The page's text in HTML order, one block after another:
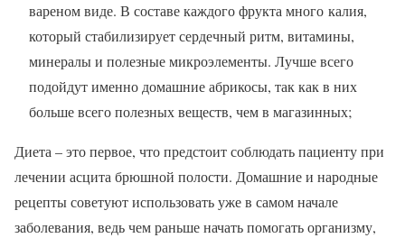
вареном виде. В составе каждого фрукта много калия,
который стабилизирует сердечный ритм, витамины,
минералы и полезные микроэлементы. Лучше всего
подойдут именно домашние абрикосы, так как в них
больше всего полезных веществ, чем в магазинных;
Диета – это первое, что предстоит соблюдать пациенту при
лечении асцита брюшной полости. Домашние и народные
рецепты советуют использовать уже в самом начале
заболевания, ведь чем раньше начать помогать организму,